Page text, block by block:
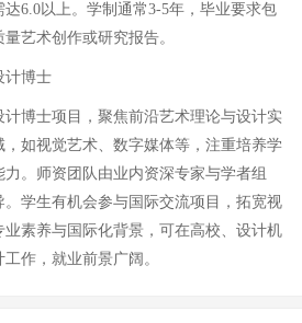
6.0以上。学制通常3-5年，毕业要求包
艺术创作或研究报告。
计博士
博士项目，聚焦前沿艺术理论与设计实
如视觉艺术、数字媒体等，注重培养学
。师资团队由业内资深专家与学者组
学生有机会参与国际交流项目，拓宽视
素养与国际化背景，可在高校、设计机
作，就业前景广阔。